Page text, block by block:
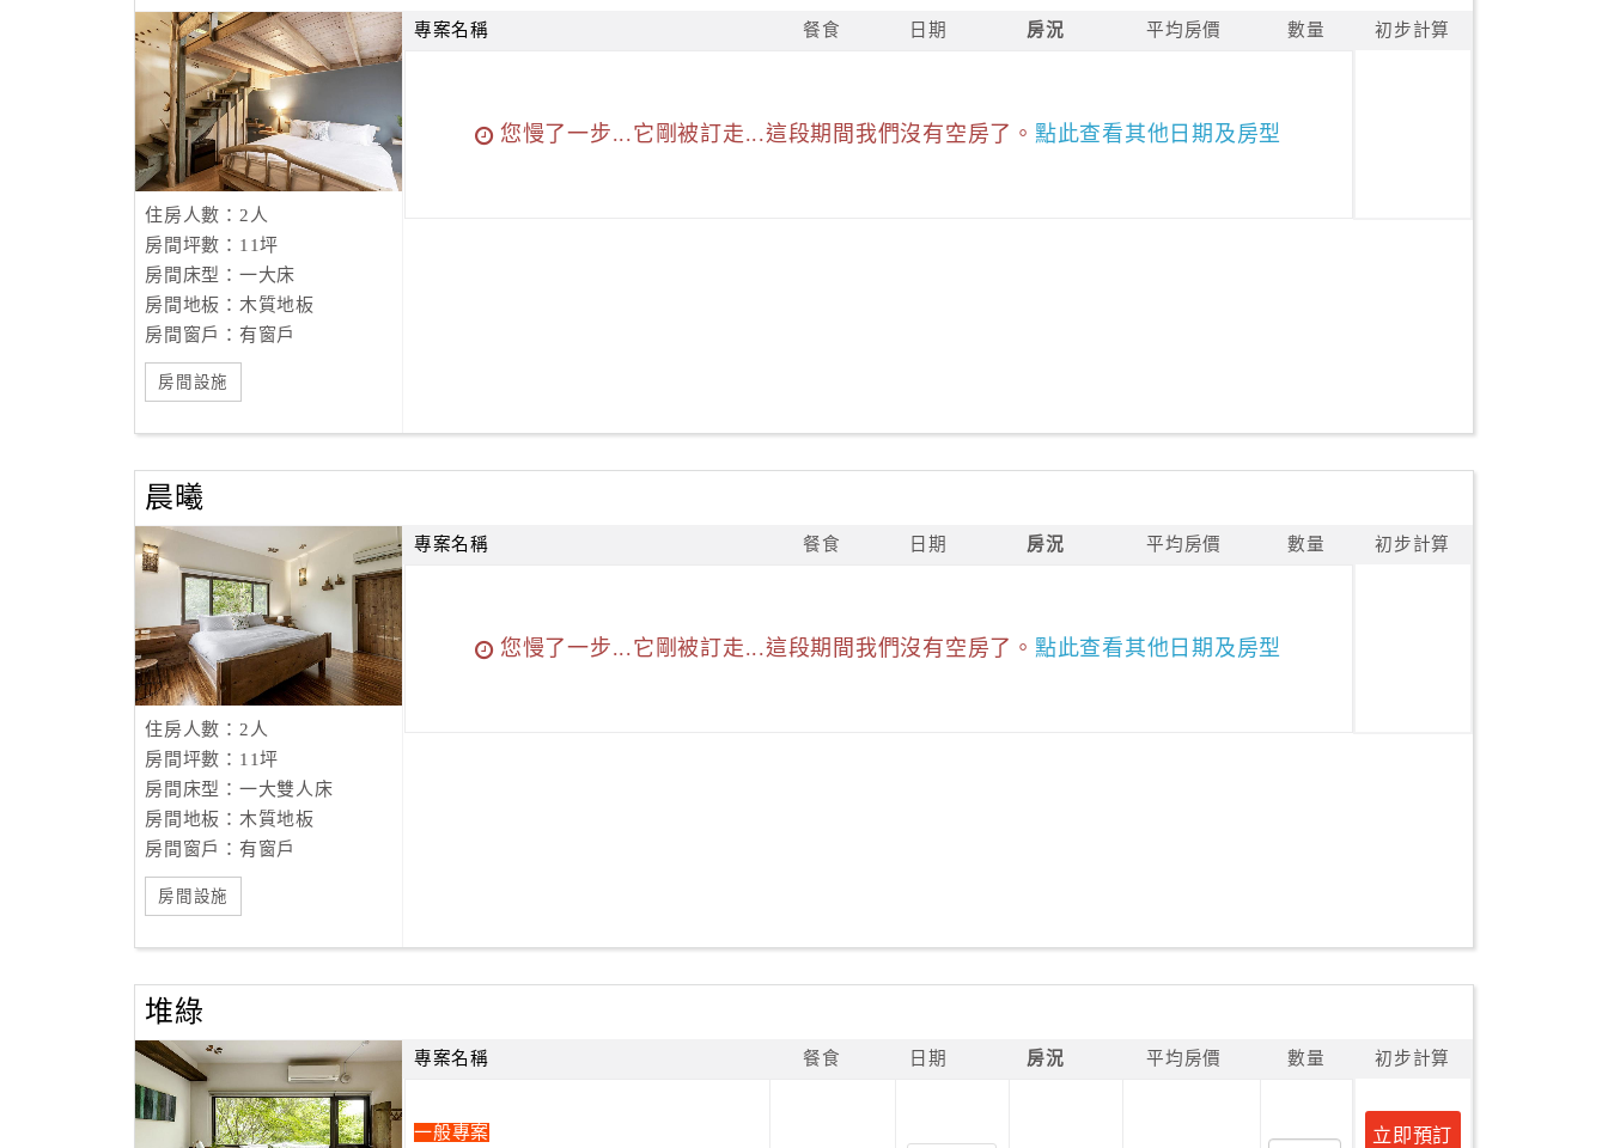
住房人數：2人
房間坪數：11坪
房間床型：一大床
房間地板：木質地板
房間窗戶：有窗戶
房間設施
專案名稱 餐食 日期 房況 平均房價 數量 初步計算
您慢了一步...它剛被訂走...這段期間我們沒有空房了。 點此查看其他日期及房型
晨曦
住房人數：2人
房間坪數：11坪
房間床型：一大雙人床
房間地板：木質地板
房間窗戶：有窗戶
房間設施
專案名稱 餐食 日期 房況 平均房價 數量 初步計算
您慢了一步...它剛被訂走...這段期間我們沒有空房了。 點此查看其他日期及房型
堆綠
專案名稱 餐食 日期 房況 平均房價 數量 初步計算
一般專案
立即預訂